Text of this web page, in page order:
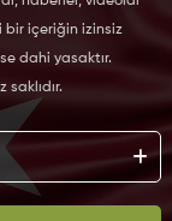
içeriğin izinsiz
dahi yasaktır.
saklıdır.